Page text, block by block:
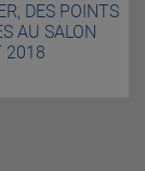
DES POINTS
AU SALON
2018